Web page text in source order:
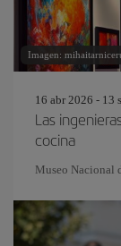
Imagen:
16 abr 2026 - 13
Las
cocina
Museo Nacional